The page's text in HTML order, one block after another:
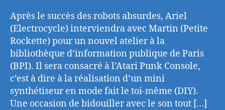
Après le succès des robots absurdes, Ariel
(Electrocycle) interviendra avec Martin (Petite
Rockette) pour un nouvel atelier à la
bibliothèque d’information publique de Paris
(BPI). Il sera consacré à l’Atari Punk Console,
c’est à dire à la réalisation d’un mini
synthétiseur en mode fait le toi-même (DIY).
Une occasion de bidouiller avec le son tout […]